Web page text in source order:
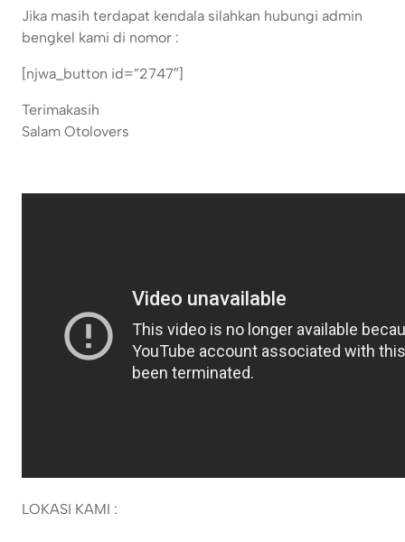
Jika masih terdapat kendala silahkan hubungi admin
bengkel kami di nomor :
[njwa_button id=”2747″]
Terimakasih
Salam Otolovers
LOKASI KAMI :